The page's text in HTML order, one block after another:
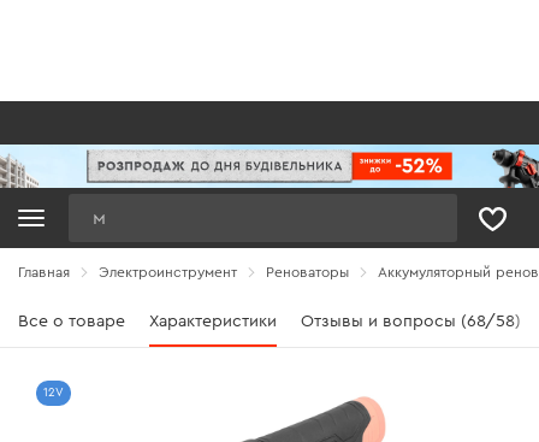
Главная Электроинструмент Реноваторы Аккумуляторный
Все о товаре Характеристики Отзывы и вопросы (68/58)
12V